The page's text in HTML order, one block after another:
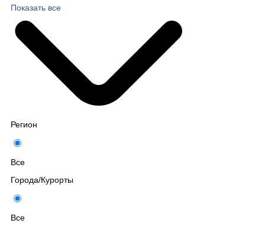
Показать все
Регион
Все
Города/Курорты
Все